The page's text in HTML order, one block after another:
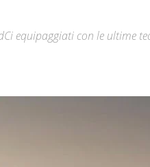
equipaggiati con le ultime